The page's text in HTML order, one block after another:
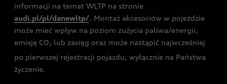
informacji na temat WLTP na stronie
audi.pl/pl/danewltp/. Montaż akcesoriów w pojeździe
może mieć wpływ na poziom zużycia paliwa/energii,
emisję CO2 lub zasięg oraz może nastąpić najwcześniej
po pierwszej rejestracji pojazdu, wyłącznie na Państwa
życzenie.